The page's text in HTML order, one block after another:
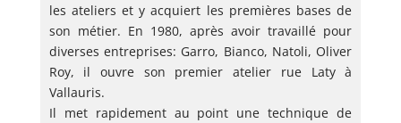
les ateliers et y acquiert les premières bases de
son métier. En 1980, après avoir travaillé pour
diverses entreprises: Garro, Bianco, Natoli, Oliver
Roy, il ouvre son premier atelier rue Laty à
Vallauris.
Il met rapidement au point une technique de